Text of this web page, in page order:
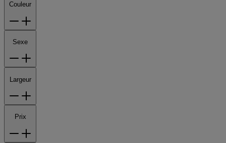
Couleur
Sexe
Largeur
Prix